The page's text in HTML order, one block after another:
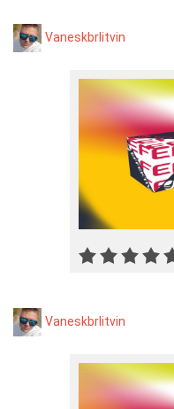
Vaneskbrlitvin
Vaneskbrlitvin